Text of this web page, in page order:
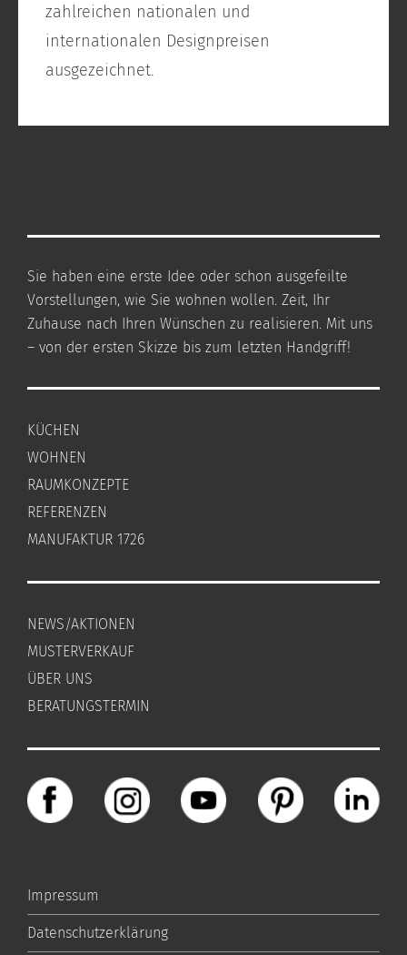
zahlreichen nationalen und
internationalen Designpreisen
ausgezeichnet.
Sie haben eine erste Idee oder schon ausgefeilte
Vorstellungen, wie Sie wohnen wollen. Zeit, Ihr
Zuhause nach Ihren Wünschen zu realisieren. Mit uns
– von der ersten Skizze bis zum letzten Handgriff!
KÜCHEN
WOHNEN
RAUMKONZEPTE
REFERENZEN
MANUFAKTUR 1726
NEWS/AKTIONEN
MUSTERVERKAUF
ÜBER UNS
BERATUNGSTERMIN
Impressum
Datenschutzerklärung